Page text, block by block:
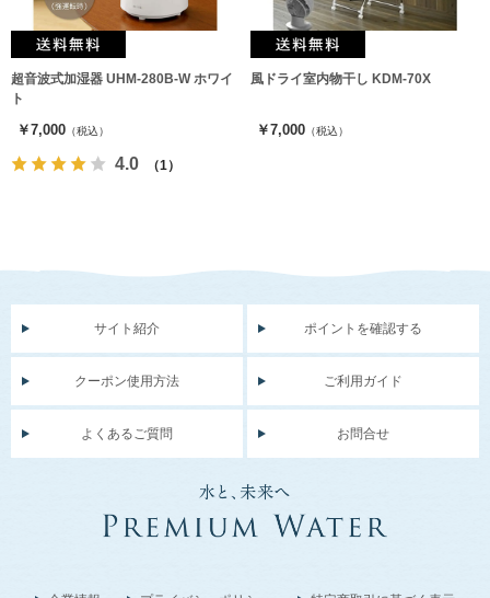
超音波式加湿器 UHM-280B-W ホワイ
ト
￥7,000 （税込）
4.0 （1）
風ドライ室内物干し KDM-70X
￥7,000 （税込）
サイト紹介 ポイントを確認する
クーポン使用方法 ご利用ガイド
よくあるご質問 お問合せ